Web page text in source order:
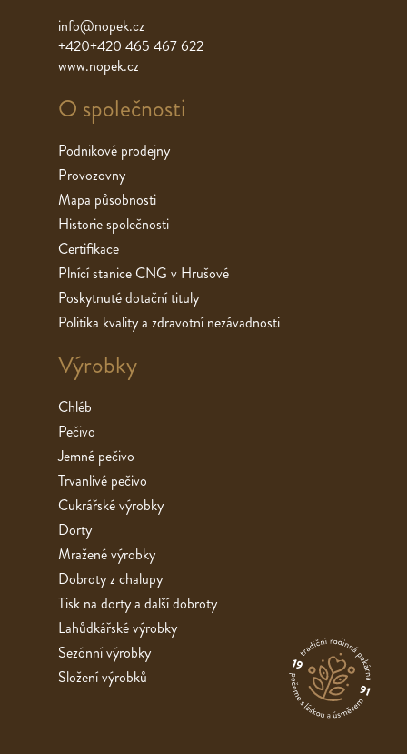
info@nopek.cz
+420+420 465 467 622
www.nopek.cz
O společnosti
Podnikové prodejny
Provozovny
Mapa působnosti
Historie společnosti
Certifikace
Plnící stanice CNG v Hrušové
Poskytnuté dotační tituly
Politika kvality a zdravotní nezávadnosti
Výrobky
Chléb
Pečivo
Jemné pečivo
Trvanlivé pečivo
Cukrářské výrobky
Dorty
Mražené výrobky
Dobroty z chalupy
Tisk na dorty a další dobroty
Lahůdkářské výrobky
Sezónní výrobky
Složení výrobků